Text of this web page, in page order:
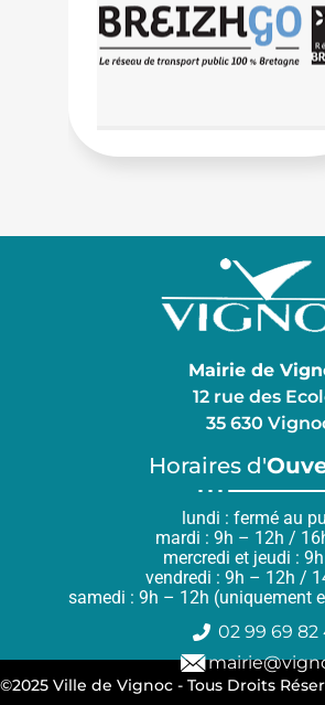
Mairie de
12 rue des
35 630
Horaires d'
lundi : fermé au
mardi : 9h – 12h /
mercredi et jeudi :
vendredi : 9h – 12h /
samedi : 9h – 12h (uniquement
02 99 69 82
©2025 Ville de Vignoc - Tous Droits